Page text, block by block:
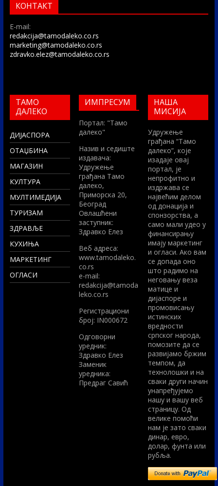
КОНТАКТ
E-mail:
redakcija@tamodaleko.co.rs
marketing@tamodaleko.co.rs
zdravko.elez@tamodaleko.co.rs
ТАМО
ДАЛЕКО
ДИЈАСПОРА
ОТАЏБИНА
МАГАЗИН
КУЛТУРА
МУЛТИМЕДИЈА
ТУРИЗАМ
ЗДРАВЉЕ
КУХИЊА
МАРКЕТИНГ
ОГЛАСИ
ИМПРЕСУМ
Портал: "Тамо
далеко"
Назив и седиште
издавача:
Удружење
грађана Тамо
далеко,
Приморска 20,
Београд
Овлашћени
заступник:
Здравко Елез
Вeб адреса:
www.tamodaleko.
co.rs
e-mail:
redakcija@tamoda
leko.co.rs
Регистрациони
број: IN000672
Одговорни
уредник:
Здравко Елез
Заменик
уредника:
Предраг Савић
НАША
МИСИЈА
Удружење
грађана “Тамо
далеко”, које
изадаје овај
портал, је
непрофитно и
издржава се
највећим делом
од донација и
спонзорства, а
само мали удео у
финансирању
имају маркетинг
и огласи. Ако вам
се допада оно
што радимо на
неговању веза
матице и
дијаспоре и
промовисању
истинских
вредности
српског народа,
помозите да се
развијамо бржим
темпом, да
технолошки и на
сваки други начин
унапређујемо
нашу и вашу веб
страницу. Од
велике помоћи
нам је зато сваки
динар, евро,
долар, фунта или
рубља.